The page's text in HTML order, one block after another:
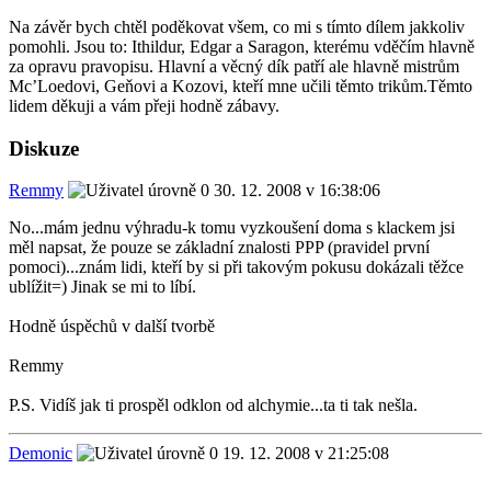
Na závěr bych chtěl poděkovat všem, co mi s tímto dílem jakkoliv
pomohli. Jsou to: Ithildur, Edgar a Saragon, kterému vděčím hlavně
za opravu pravopisu. Hlavní a věcný dík patří ale hlavně mistrům
Mc’Loedovi, Geňovi a Kozovi, kteří mne učili těmto trikům.Těmto
lidem děkuji a vám přeji hodně zábavy.
Diskuze
Remmy
30. 12. 2008 v 16:38:06
No...mám jednu výhradu-k tomu vyzkoušení doma s klackem jsi
měl napsat, že pouze se základní znalosti PPP (pravidel první
pomoci)...znám lidi, kteří by si při takovým pokusu dokázali těžce
ublížit=) Jinak se mi to líbí.
Hodně úspěchů v další tvorbě
Remmy
P.S. Vidíš jak ti prospěl odklon od alchymie...ta ti tak nešla.
Demonic
19. 12. 2008 v 21:25:08